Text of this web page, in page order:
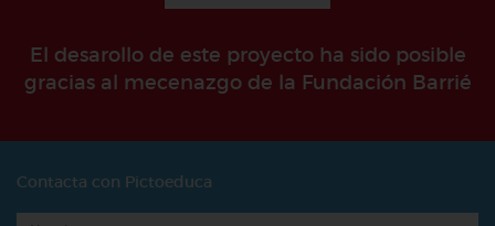
El desarollo de este proyecto ha sido posible
gracias al mecenazgo de la Fundación Barrié
Contacta con Pictoeduca